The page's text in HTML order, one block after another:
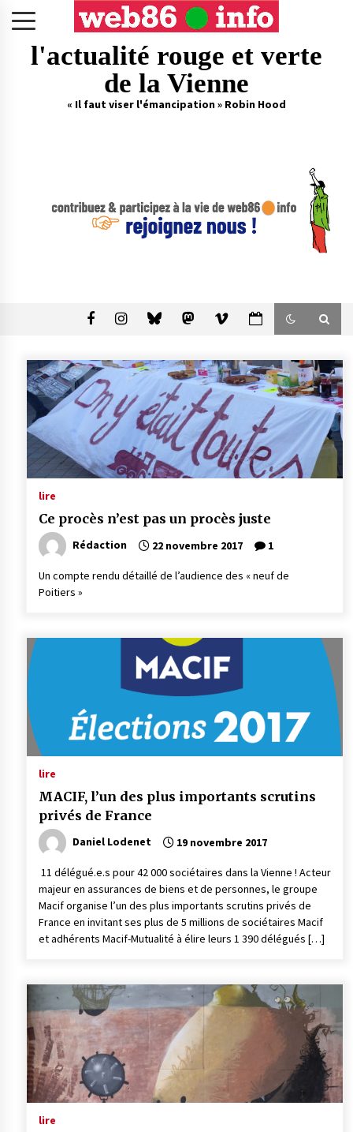
l'actualité rouge et verte
de la Vienne
« Il faut viser l'émancipation » Robin Hood
lire
Ce procès n’est pas un procès juste
Rédaction 22 novembre 2017 1
Un compte rendu détaillé de l’audience des « neuf de
Poitiers »
lire
MACIF, l’un des plus importants scrutins
privés de France
Daniel Lodenet 19 novembre 2017
11 délégué.e.s pour 42 000 sociétaires dans la Vienne ! Acteur
majeur en assurances de biens et de personnes, le groupe
Macif organise l’un des plus importants scrutins privés de
France en invitant ses plus de 5 millions de sociétaires Macif
et adhérents Macif-Mutualité à élire leurs 1 390 délégués […]
lire